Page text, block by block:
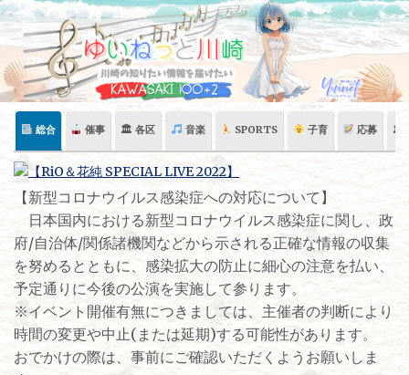
Skip
content
総合 催事 🏛 各区 音楽 SPORTS 子育 応募 🏛
​【新型コロナウイルス感染症への対応について】
日本国内における新型コロナウイルス感染症に関し、政
府/自治体/関係諸機関などから示される正確な情報の収集
を努めるとともに、感染拡大の防止に細心の注意を払い、
予定通りに今後の公演を実施して参ります。
※イベント開催有無につきましては、主催者の判断により
時間の変更や中止(または延期)する可能性があります。
おでかけの際は、事前にご確認いただくようお願いしま